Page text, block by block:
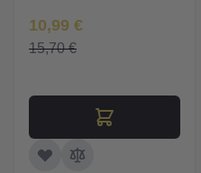
Īpaša Cena
10,99 €
15,70 €